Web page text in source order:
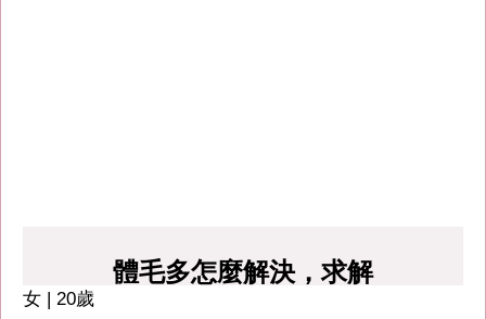
體毛多怎麼解決，求解
女 | 20歲